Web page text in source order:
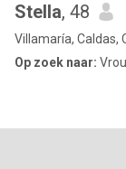
Stella, 48
Villamaría, Caldas,
Op zoek naar: